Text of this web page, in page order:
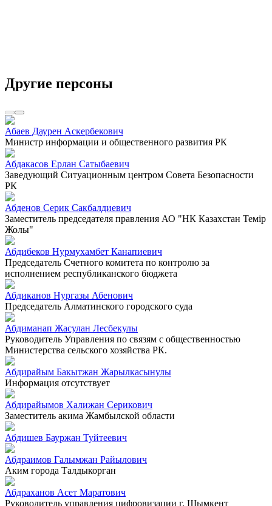
Другие персоны
Абаев Даурен Аскербекович
Министр информации и общественного развития РК
Абдакасов Ерлан Сатыбаевич
Заведующий Ситуационным центром Совета Безопасности
РК
Абденов Серик Сакбалдиевич
Заместитель председателя правления АО "НК Казахстан Темiр
Жолы"
Абдибеков Нурмухамбет Канапиевич
Председатель Счетного комитета по контролю за
исполнением республиканского бюджета
Абдиканов Нургазы Абенович
Председатель Алматинского городского суда
Абдиманап Жасулан Лесбекулы
Руководитель Управления по связям с общественностью
Министерства сельского хозяйства РК.
Абдирайым Бакытжан Жарылкасынулы
Информация отсутствует
Абдирайымов Халижан Серикович
Заместитель акима Жамбылской области
Абдишев Бауржан Туйтеевич
Абдраимов Галымжан Райылович
Аким города Талдыкорган
Абдраханов Асет Маратович
Руководитель управления цифровизации г. Шымкент